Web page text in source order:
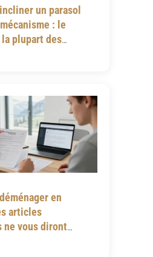
un parasol
: le
plupart des
en
articles
ne vous diront